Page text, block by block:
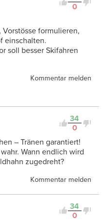
0
formulieren,
einschalten.
soll besser Skifahren
Kommentar melden
34
0
– Tränen garantiert!
Wann endlich wird
zugedreht?
Kommentar melden
34
0